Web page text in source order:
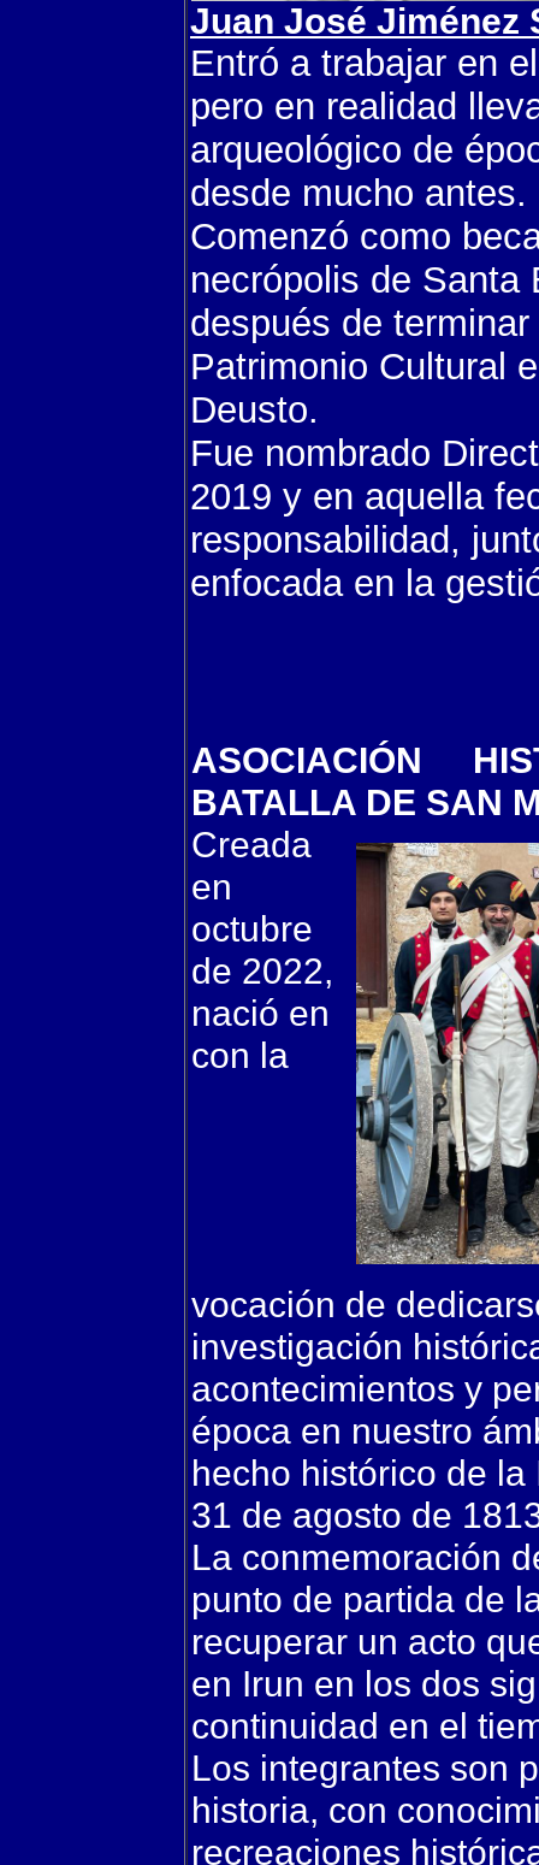
Juan José Jiménez
Entró a trabajar en
pero en realidad
arqueológico de
desde mucho antes.
Comenzó como
necrópolis de Santa
después de
Patrimonio Cultural
Deusto.
Fue nombrado
2019 y en aquella
responsabilidad,
enfocada en la
ASOCIACIÓN
BATALLA DE SAN
Creada
en
octubre
de 2022,
nació en
con la
vocación de
investigación
acontecimientos y
época en nuestro
hecho histórico de
31 de agosto de
La conmemoración
punto de partida de
recuperar un acto
en Irun en los dos
continuidad en el
Los integrantes son
historia, con
recreaciones